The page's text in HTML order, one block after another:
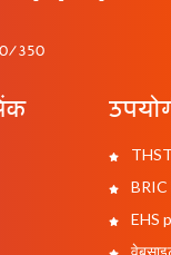
350
BRIC
EHS